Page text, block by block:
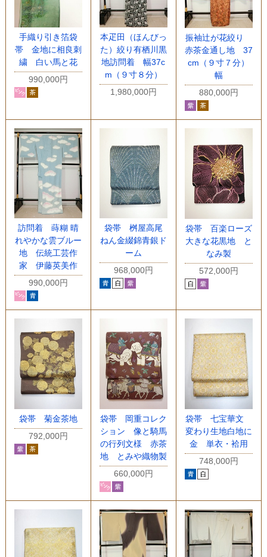
手織り引き箔袋
帯 金地に相良刺
繍 白い馬と花
990,000円
本疋田（ほんびっ
た）絞り有栖川黒
地訪問着 幅37c
m（９寸８分）
1,980,000円
振袖辻が花絞り
赤茶金通し地 37
cm（９寸７分）
幅
880,000円
訪問着 蒔糊 晴
れやかな雲ブルー
地 伝統工芸作
家 伊藤英美作
990,000円
袋帯 桝屋高尾
ねん金綴錦青銀ド
ーム
968,000円
袋帯 百楽ローズ
大きな花黒地 と
なみ製
572,000円
袋帯 菊金茶地
792,000円
袋帯 岡重コレク
ション 像と騎馬
の行列文様 赤茶
地 とみや織物製
660,000円
袋帯 七宝華文
変わり生地白地に
金 単衣・袷用
748,000円